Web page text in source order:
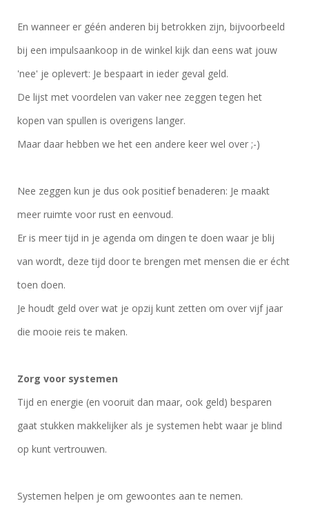
En wanneer er géén anderen bij betrokken zijn, bijvoorbeeld
bij een impulsaankoop in de winkel kijk dan eens wat jouw
'nee' je oplevert: Je bespaart in ieder geval geld.
De lijst met voordelen van vaker nee zeggen tegen het
kopen van spullen is overigens langer.
Maar daar hebben we het een andere keer wel over ;-)
Nee zeggen kun je dus ook positief benaderen: Je maakt
meer ruimte voor rust en eenvoud.
Er is meer tijd in je agenda om dingen te doen waar je blij
van wordt, deze tijd door te brengen met mensen die er écht
toen doen.
Je houdt geld over wat je opzij kunt zetten om over vijf jaar
die mooie reis te maken.
Zorg voor systemen
Tijd en energie (en vooruit dan maar, ook geld) besparen
gaat stukken makkelijker als je systemen hebt waar je blind
op kunt vertrouwen.
Systemen helpen je om gewoontes aan te nemen.